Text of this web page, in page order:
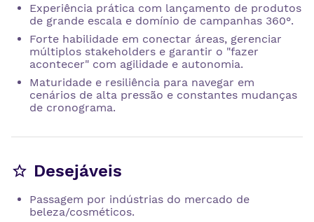
Experiência prática com lançamento de produtos
de grande escala e domínio de campanhas 360°.
Forte habilidade em conectar áreas, gerenciar
múltiplos stakeholders e garantir o "fazer
acontecer" com agilidade e autonomia.
Maturidade e resiliência para navegar em
cenários de alta pressão e constantes mudanças
de cronograma.
Desejáveis
Passagem por indústrias do mercado de
beleza/cosméticos.